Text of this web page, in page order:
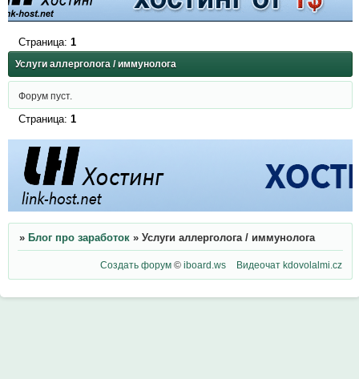
Услуги аллерголога / иммунолога
Страница: 1
Форум пуст.
Страница: 1
» Блог про заработок » Услуги аллерголога / иммунолога
Создать форум ©iboard.ws Видеочат kdovolalmi.cz